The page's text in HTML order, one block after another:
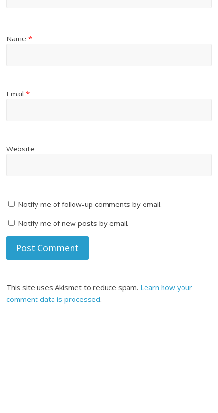
Name*
Email*
Website
Notify me of follow-up comments by email.
Notify me of new posts by email.
This site uses Akismet to reduce spam. Learn how your
comment data is processed.